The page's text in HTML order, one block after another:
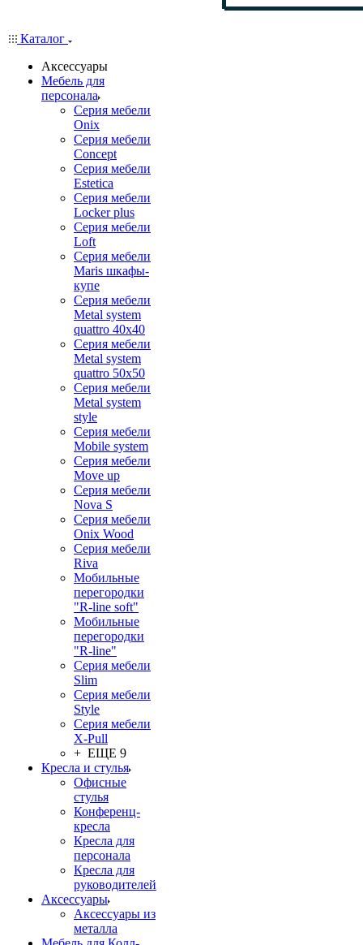
Каталог
Аксессуары
Мебель для
персонала
Серия мебели
Onix
Серия мебели
Concept
Серия мебели
Estetica
Серия мебели
Locker plus
Серия мебели
Loft
Серия мебели
Maris шкафы-
купе
Серия мебели
Metal system
quattro 40x40
Серия мебели
Metal system
quattro 50x50
Серия мебели
Metal system
style
Серия мебели
Mobile system
Серия мебели
Move up
Серия мебели
Nova S
Серия мебели
Onix Wood
Серия мебели
Riva
Мобильные
перегородки
"R-line soft"
Мобильные
перегородки
"R-line"
Серия мебели
Slim
Серия мебели
Style
Серия мебели
X-Pull
+ ЕЩЕ 9
Кресла и стулья
Офисные
стулья
Конференц-
кресла
Кресла для
персонала
Кресла для
руководителей
Аксессуары
Аксессуары из
металла